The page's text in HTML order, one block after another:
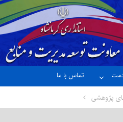
تماس با ما
پژوهشی